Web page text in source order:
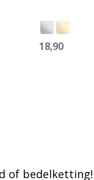
18,90
of bedelketting!